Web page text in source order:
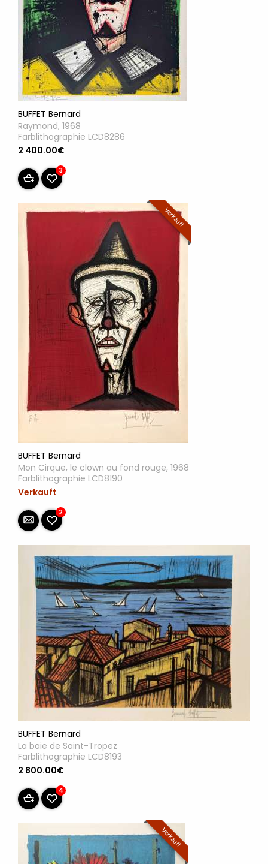
BUFFET Bernard
Raymond, 1968
Farblithographie LCD8286
2 400.00€
3
Verkauft
BUFFET Bernard
Mon Cirque, le clown au fond rouge, 1968
Farblithographie LCD8190
Verkauft
2
BUFFET Bernard
La baie de Saint-Tropez
Farblithographie LCD8193
2 800.00€
4
Verkauft